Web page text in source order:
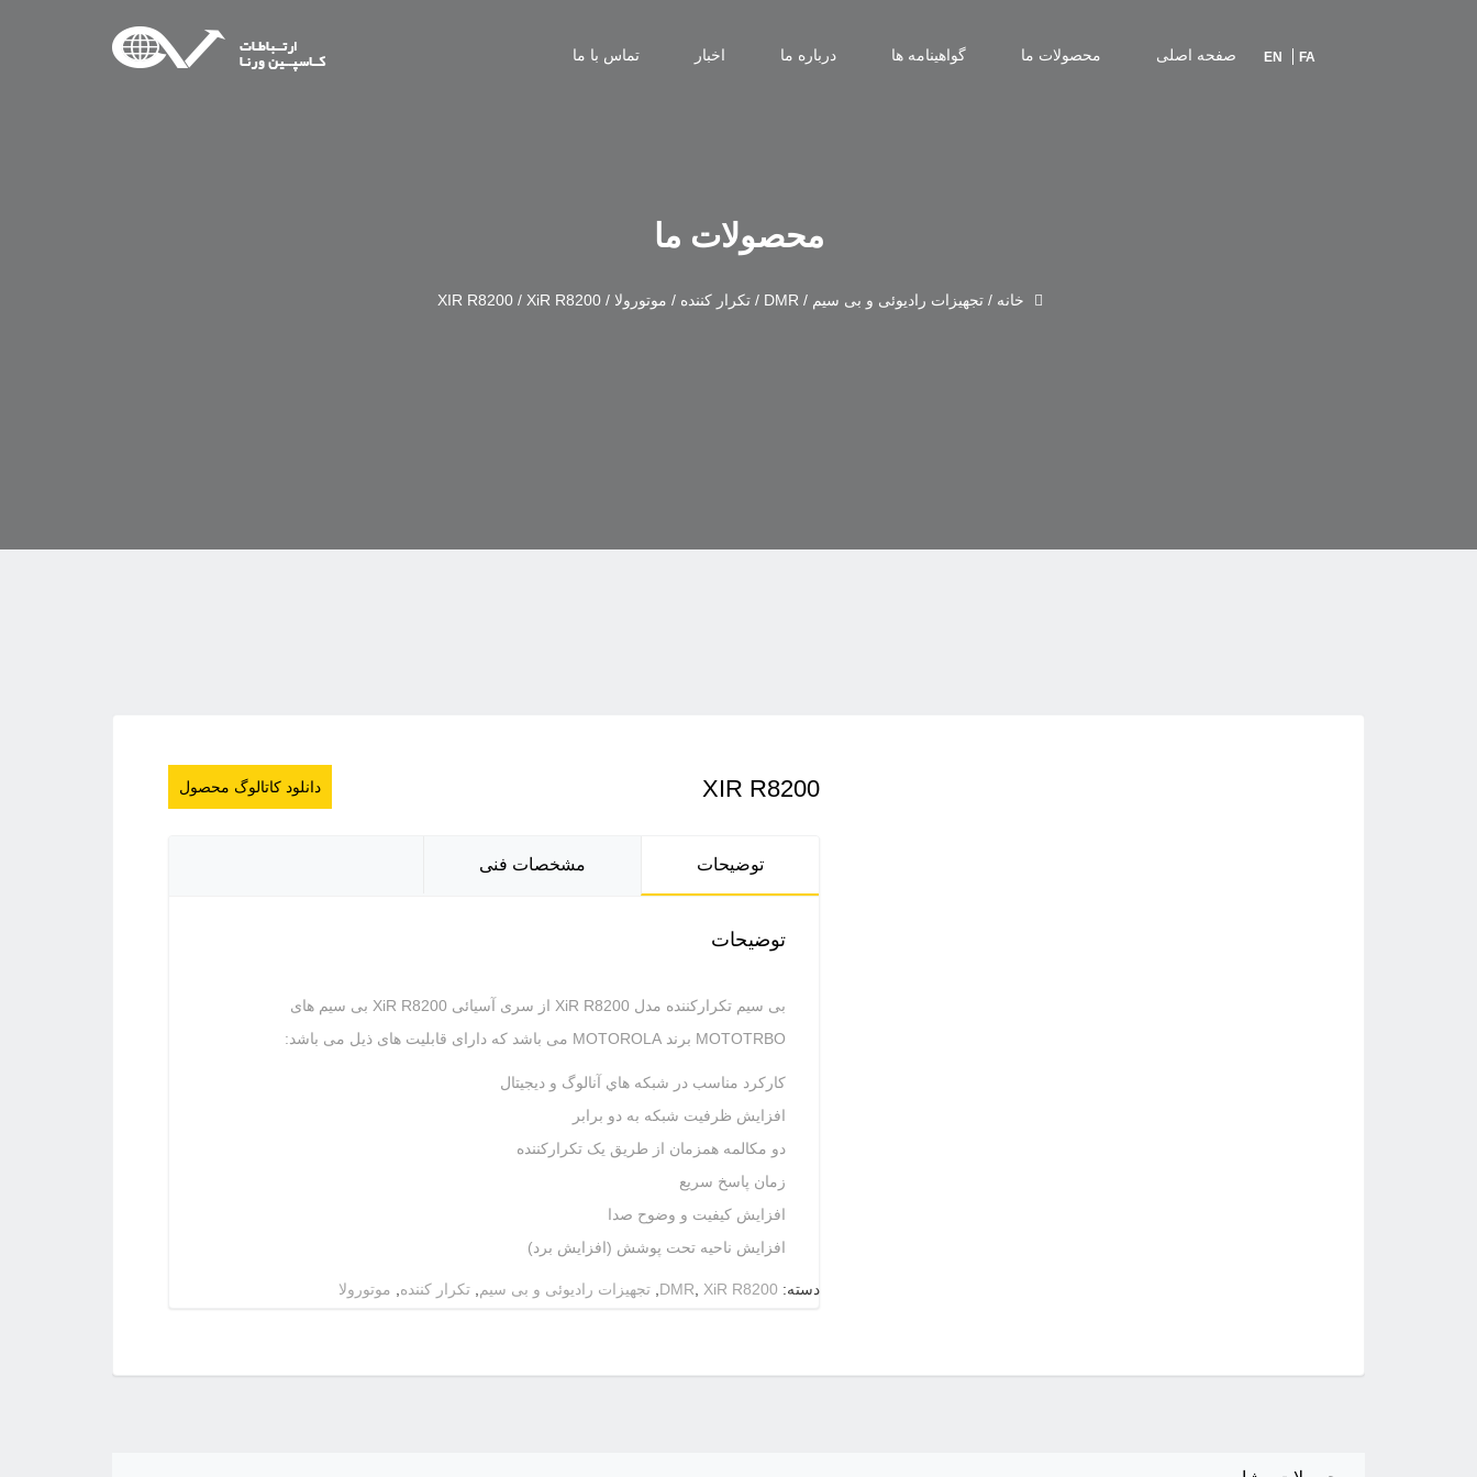
FA
EN صفحه اصلی محصولات ما گواهینامه ها درباره ما اخبار تماس با ما
محصولات ما
خانه /تجهیزات رادیوئی و بی سیم /
DMR
/تکرار کننده / موتورولا /
XiR R8200
/
XIR R8200
دانلود کاتالوگ محصول XIR R8200
دسته: DMR XiR R8200 تجهیزات رادیوئی و بی سیم تکرار کننده موتورولا
توضیحات مشخصات فنی
توضیحات
بی سیم تکرارکننده مدل XiR R8200 از سری آسیائی XiR R8200 بی سیم های
MOTOTRBO برند MOTOROLA می باشد که دارای قابلیت های ذیل می باشد:
كاركرد مناسب در شبكه هاي آنالوگ و ديجيتال
افزايش ظرفيت شبكه به دو برابر
دو مكالمه همزمان از طريق یک تكراركننده
زمان پاسخ سريع
افزایش كيفيت و وضوح صدا
افزایش ناحیه تحت پوشش (افزایش برد)